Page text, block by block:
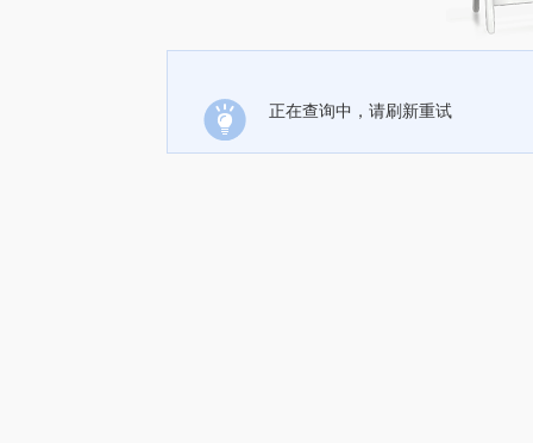
正在查询中，请刷新重试